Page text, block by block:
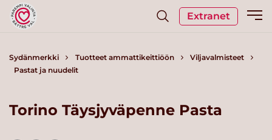
Extranet
Sydänmerkki Tuotteet ammattikeittiöön
Viljavalmisteet
Pastat ja nuudelit
Torino Täysjyväpenne Pasta